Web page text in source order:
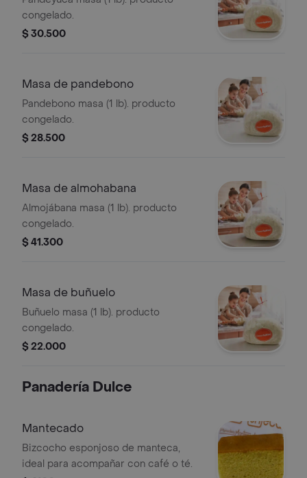
congelado.
$ 30.500
Masa de pandebono
Pandebono masa (1 lb). producto
congelado.
$ 28.500
Masa de almohabana
Almojábana masa (1 lb). producto
congelado.
$ 41.300
Masa de buñuelo
Buñuelo masa (1 lb). producto
congelado.
$ 22.000
Panadería Dulce
Mantecado
Bizcocho esponjoso de manteca,
ideal para acompañar con café o té.